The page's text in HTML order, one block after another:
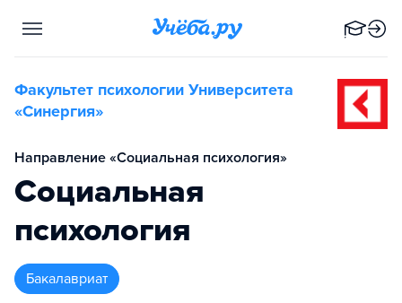
Факультет психологии Университета
«Синергия»
Направление «Социальная психология»
Социальная
психология
бакалавриат